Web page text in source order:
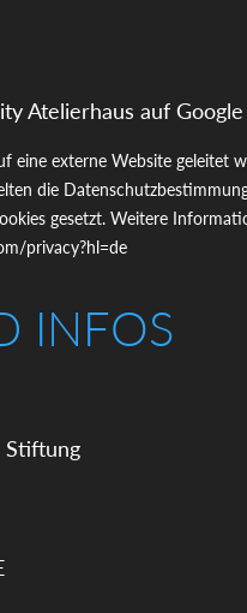
Atelierhaus auf
eine externe Website geleitet
die
gesetzt. Weitere
privacy?hl=de
INFOS
Stiftung